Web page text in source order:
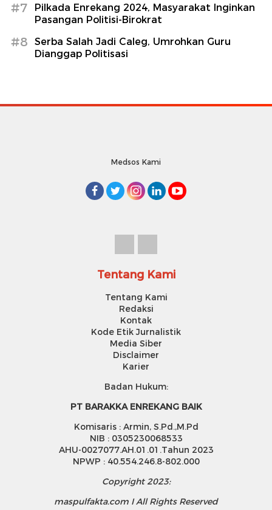
#7
Pilkada Enrekang 2024, Masyarakat Inginkan
Pasangan Politisi-Birokrat
#8
Serba Salah Jadi Caleg, Umrohkan Guru
Dianggap Politisasi
Medsos Kami
Tentang Kami
Tentang Kami
Redaksi
Kontak
Kode Etik Jurnalistik
Media Siber
Disclaimer
Karier
Badan Hukum:
PT BARAKKA ENREKANG BAIK
Komisaris : Armin, S.Pd.,M.Pd
NIB : 0305230068533
AHU-0027077.AH.01.01.Tahun 2023
NPWP : 40.554.246.8-802.000
Copyright 2023:
maspulfakta.com I All Rights Reserved